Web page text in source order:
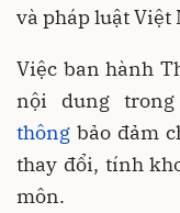
và pháp luật Việt
Việc ban hành
nội dung trong
thông bảo đảm
thay đổi, tính
môn.